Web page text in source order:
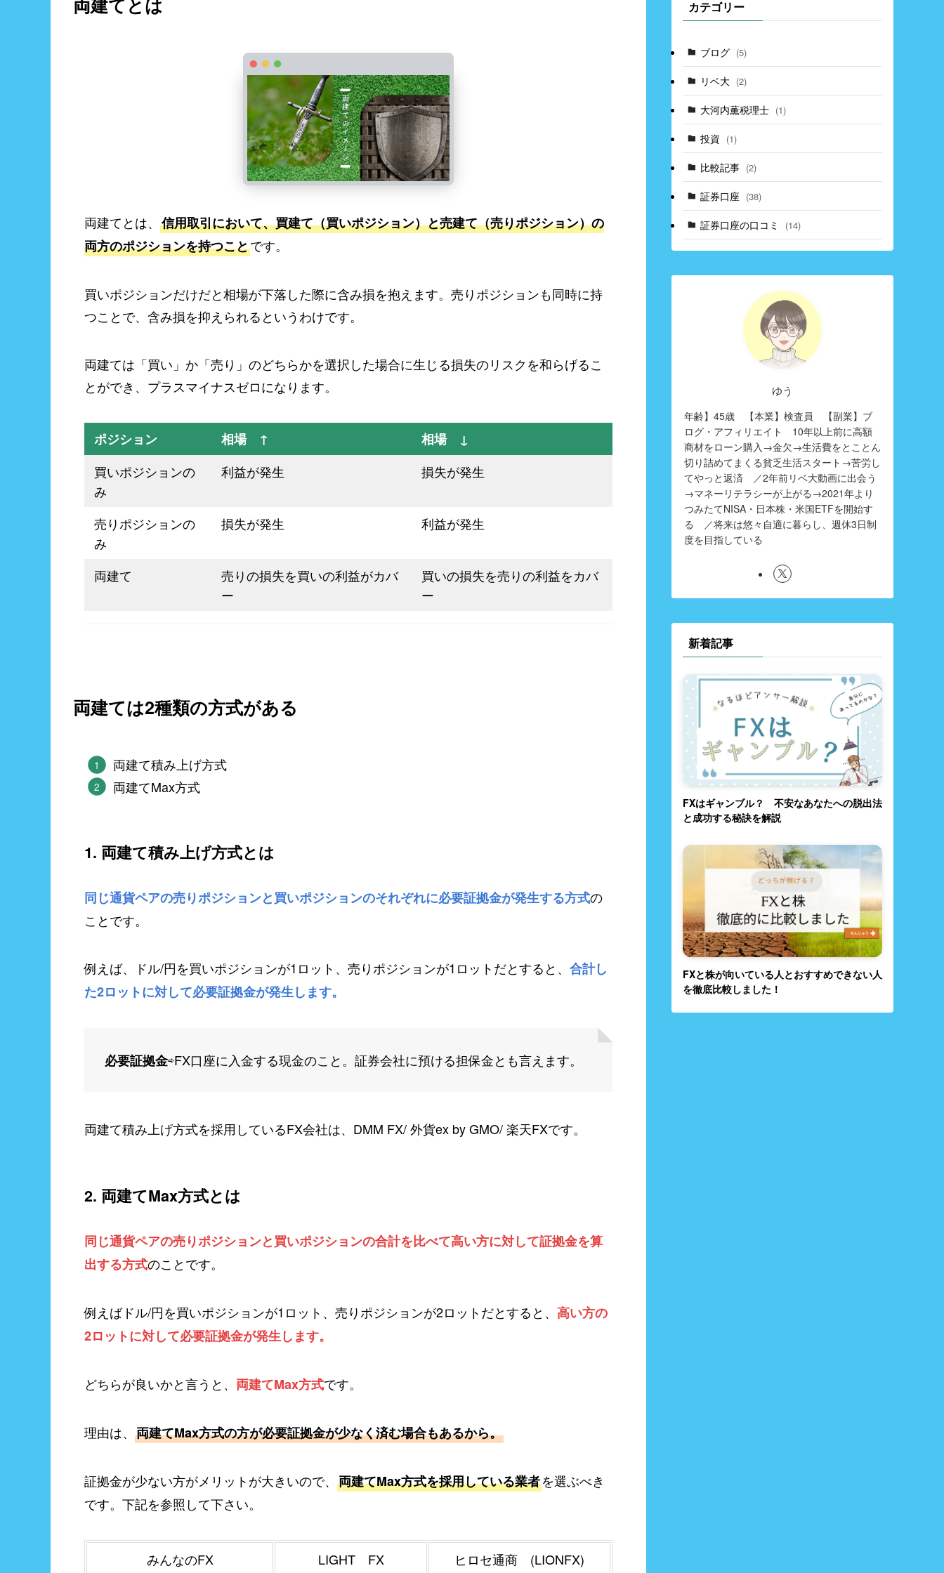
両建てとは、 信用取引において、買建て（買いポジション）と売建て（売りポジション）の
両方のポジションを持つことです。
買いポジションだけだと相場が下落した際に含み損を抱えます。売りポジションも同時に持
つことで、含み損を抑えられるというわけです。
両建ては「買い」か「売り」のどちらかを選択した場合に生じる損失のリスクを和らげるこ
とができ、プラスマイナスゼロになります。
ポジション 相場 ↑
相場 ↓
買いポジションの
み
利益が発生 損失が発生
売りポジションの
み
損失が発生 利益が発生
両建て
売りの損失を買いの利益がカバ
ー
買いの損失を売りの利益をカバ
ー
両建ては2種類の方式がある
両建て積み上げ方式
両建てMax方式
1. 両建て積み上げ方式とは
同じ通貨ペアの売りポジションと買いポジションのそれぞれに必要証拠金が発生する方式の
ことです。
例えば、ドル/円を買いポジションが1ロット、売りポジションが1ロットだとすると、 合計し
た2ロットに対して必要証拠金が発生します。
必要証拠金⇨FX口座に入金する現金のこと。証券会社に預ける担保金とも言えます。
両建て積み上げ方式を採用しているFX会社は、DMM FX/ 外貨ex by GMO/ 楽天FXです。
2. 両建てMax方式とは
同じ通貨ペアの売りポジションと買いポジションの合計を比べて高い方に対して証拠金を算
出する方式のことです。
例えばドル/円を買いポジションが1ロット、売りポジションが2ロットだとすると、 高い方の
2ロットに対して必要証拠金が発生します。
どちらが良いかと言うと、 両建てMax方式です。
理由は、 両建てMax方式の方が必要証拠金が少なく済む場合もあるから。
証拠金が少ない方がメリットが大きいので、 両建てMax方式を採用している業者を選ぶべき
です。下記を参照して下さい。
みんなのFX LIGHT FX ヒロセ通商 (LIONFX)
カテゴリー
ブログ (5)
リベ大 (2)
大河内薫税理士 (1)
投資 (1)
比較記事 (2)
証券口座 (38)
証券口座の口コミ (14)
ゆう
年齢】45歳 【本業】検査員 【副業】ブ
ログ・アフィリエイト 10年以上前に高額
商材をローン購入→金欠→生活費をとことん
切り詰めてまくる貧乏生活スタート→苦労し
てやっと返済 ／2年前リベ大動画に出会う
→マネーリテラシーが上がる→2021年より
つみたてNISA・日本株・米国ETFを開始す
る ／将来は悠々自適に暮らし、週休3日制
度を目指している
新着記事
FXはギャンブル？ 不安なあなたへの脱出法
と成功する秘訣を解説
FXと株が向いている人とおすすめできない人
を徹底比較しました！